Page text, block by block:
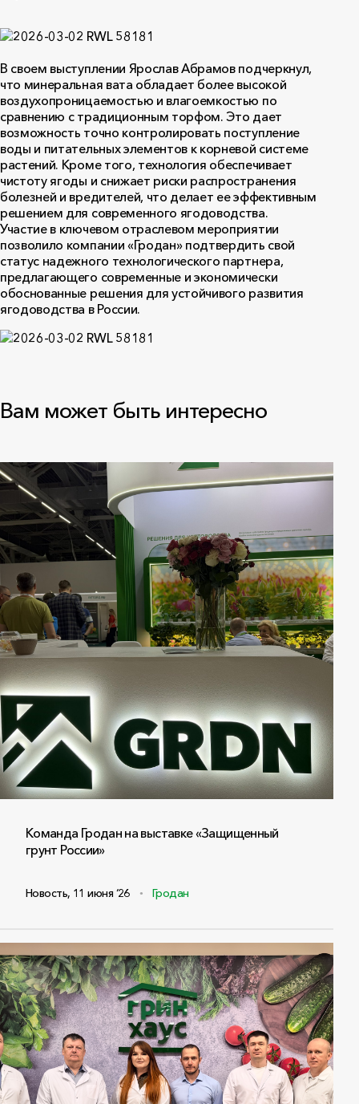
В своем выступлении Ярослав Абрамов подчеркнул,
что минеральная вата обладает более высокой
воздухопроницаемостью и влагоемкостью по
сравнению с традиционным торфом. Это дает
возможность точно контролировать поступление
воды и питательных элементов к корневой системе
растений. Кроме того, технология обеспечивает
чистоту ягоды и снижает риски распространения
болезней и вредителей, что делает ее эффективным
решением для современного ягодоводства.
Участие в ключевом отраслевом мероприятии
позволило компании «Гродан» подтвердить свой
статус надежного технологического партнера,
предлагающего современные и экономически
обоснованные решения для устойчивого развития
ягодоводства в России.
Вам может быть интересно
Команда Гродан на выставке «Защищенный
грунт России»
Новость, 11 июня ‘26 Гродан